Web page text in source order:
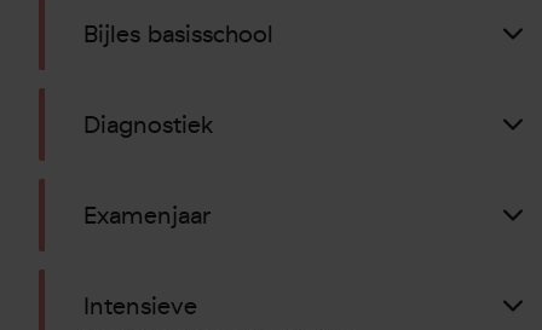
Bijles basisschool
Diagnostiek
Examenjaar
Intensieve